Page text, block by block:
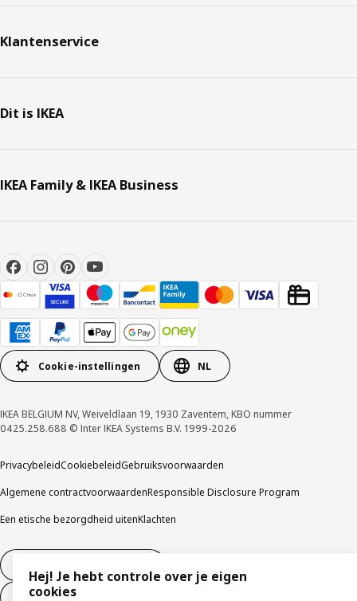
Klantenservice
Dit is IKEA
IKEA Family & IKEA Business
Cookie-instellingen NL
IKEA BELGIUM NV, Weiveldlaan 19, 1930 Zaventem, KBO nummer
0425.258.688 © Inter IKEA Systems B.V. 1999-2026
PrivacybeleidCookiebeleidGebruiksvoorwaarden
Algemene contractvoorwaardenResponsible Disclosure Program
Een etische bezorgdheid uitenKlachten
Herroeping van contract (services)
Hej! Je hebt controle over je eigen
cookies